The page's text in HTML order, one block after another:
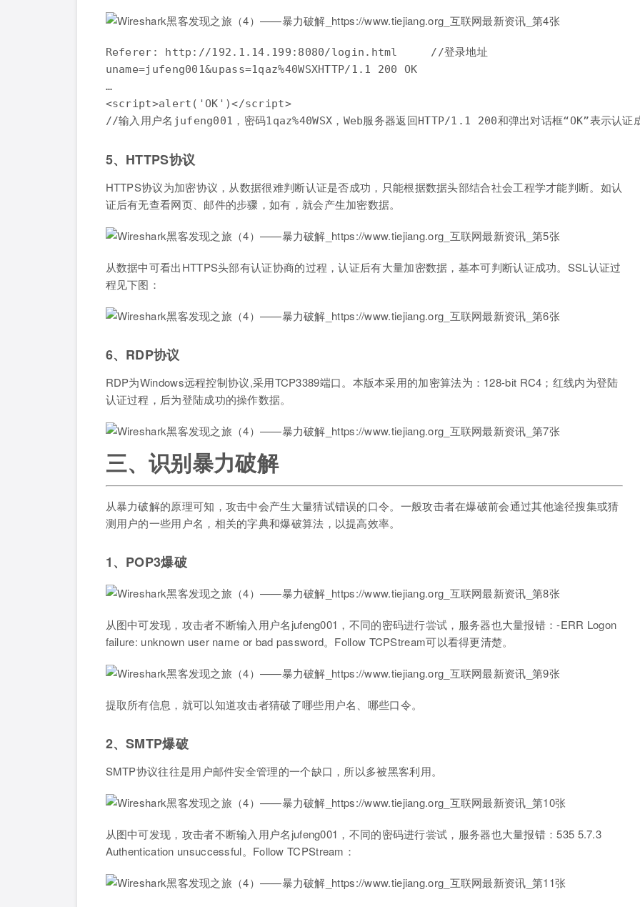
Referer: http://192.1.14.199:8080/login.html     //登录地址
uname=jufeng001&upass=1qaz%40WSXHTTP/1.1 200 OK
…
<script>alert('OK')</script>
5、HTTPS协议
HTTPS协议为加密协议，从数据很难判断认证是否成功，只能根据数据头部结合社会工程学才能判断。如认
证后有无查看网页、邮件的步骤，如有，就会产生加密数据。
从数据中可看出HTTPS头部有认证协商的过程，认证后有大量加密数据，基本可判断认证成功。SSL认证过
程见下图：
6、RDP协议
RDP为Windows远程控制协议,采用TCP3389端口。本版本采用的加密算法为：128-bit RC4；红线内为登陆
认证过程，后为登陆成功的操作数据。
三、识别暴力破解
从暴力破解的原理可知，攻击中会产生大量猜试错误的口令。一般攻击者在爆破前会通过其他途径搜集或猜
测用户的一些用户名，相关的字典和爆破算法，以提高效率。
1、POP3爆破
从图中可发现，攻击者不断输入用户名jufeng001，不同的密码进行尝试，服务器也大量报错：-ERR Logon
failure: unknown user name or bad password。Follow TCPStream可以看得更清楚。
提取所有信息，就可以知道攻击者猜破了哪些用户名、哪些口令。
2、SMTP爆破
SMTP协议往往是用户邮件安全管理的一个缺口，所以多被黑客利用。
从图中可发现，攻击者不断输入用户名jufeng001，不同的密码进行尝试，服务器也大量报错：535 5.7.3
Authentication unsuccessful。Follow TCPStream：